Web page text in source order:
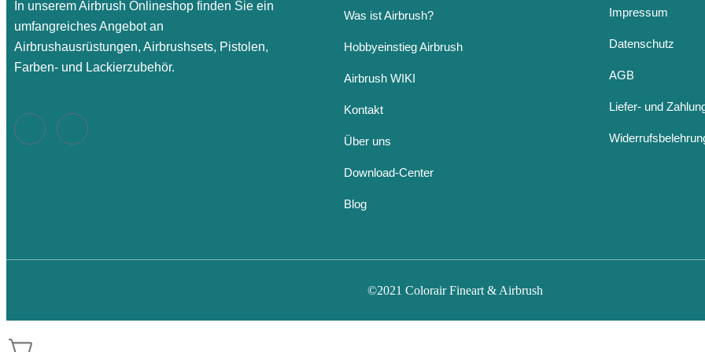
In unserem Airbrush Onlineshop finden Sie ein
umfangreiches Angebot an
Airbrushausrüstungen, Airbrushsets, Pistolen,
Farben- und Lackierzubehör.
Was ist Airbrush?
Hobbyeinstieg Airbrush
Airbrush WIKI
Kontakt
Über uns
Download-Center
Blog
Impressum
Datenschutz
AGB
Liefer- und
©2021 Colorair Fineart & Airbrush